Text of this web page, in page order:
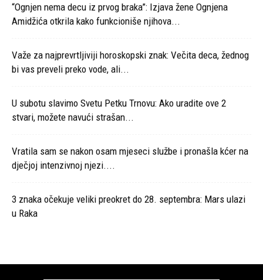
“Ognjen nema decu iz prvog braka”: Izjava žene Ognjena
Amidžića otkrila kako funkcioniše njihova...
Važe za najprevrtljiviji horoskopski znak: Večita deca, žednog
bi vas preveli preko vode, ali...
U subotu slavimo Svetu Petku Trnovu: Ako uradite ove 2
stvari, možete navući strašan...
Vratila sam se nakon osam mjeseci službe i pronašla kćer na
dječjoj intenzivnoj njezi....
3 znaka očekuje veliki preokret do 28. septembra: Mars ulazi
u Raka